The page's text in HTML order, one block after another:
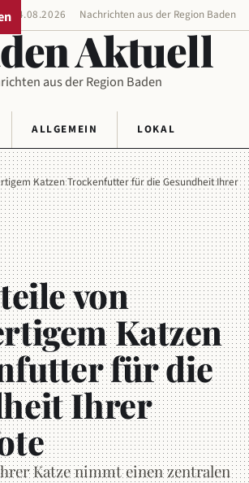
04.08.2026 Nachrichten aus der Region Baden
Aktuell
aus der Region Baden
ALLGEMEIN
LOKAL
Katzen Trockenfutter für die Gesundheit Ihrer
von
Katzen
für die
Ihrer
Katze nimmt einen zentralen